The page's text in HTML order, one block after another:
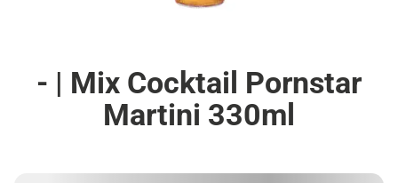
- | Mix Cocktail Pornstar
Martini 330ml